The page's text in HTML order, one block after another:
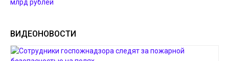
млрд рублей
ВИДЕОНОВОСТИ